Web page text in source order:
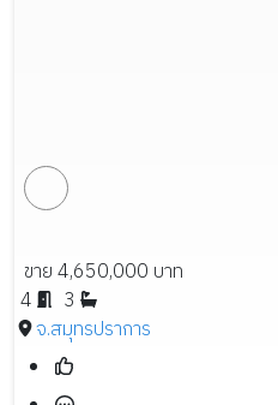
ขาย 4,650,000 บาท
4
3
จ.สมุทรปราการ